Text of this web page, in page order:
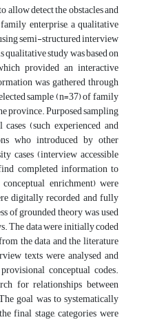
allow detect the obstacles and
enterprise, a qualitative
semi-structured interview
study was based on
provided an interactive
was gathered through
sample (n=37) of family
province. Purposed sampling
(such experienced and
who introduced by other
cases (interview accessible
completed information to
enrichment) were
digitally recorded and fully
of grounded theory was used
The data were initially coded
the data and the literature
texts were analysed and
conceptual codes.
for relationships between
goal was to systematically
final stage, categories were